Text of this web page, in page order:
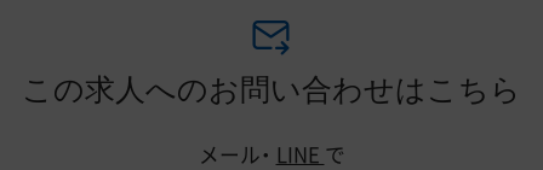
この求人へのお問い合わせはこちら
メール・ LINE で